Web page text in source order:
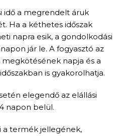
idő a megrendelt áruk
Ha a kéthetes időszak
napra esik, a gondolkodási
jár le. A fogyasztó az
megkötésének napja és a
is gyakorolhatja.
elegendő az elállási
napon belül.
a termék jellegének,